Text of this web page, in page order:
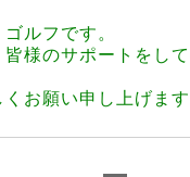
ルフです。
様のサポートをし
お願い申し上げます